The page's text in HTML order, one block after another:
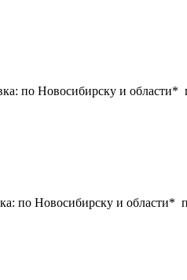
по Новосибирску и области*
по Новосибирску и области*